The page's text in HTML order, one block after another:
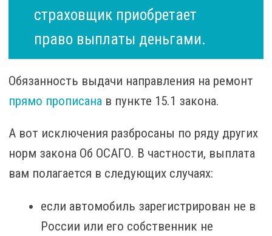
страховщик приобретает
право выплаты деньгами.
Обязанность выдачи направления на ремонт
прямо прописана в пункте 15.1 закона.
А вот исключения разбросаны по ряду других
норм закона Об ОСАГО. В частности, выплата
вам полагается в следующих случаях:
если автомобиль зарегистрирован не в
России или его собственник не